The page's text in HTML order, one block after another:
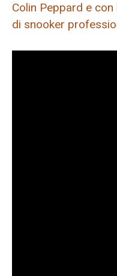
Colin Peppard e
di snooker